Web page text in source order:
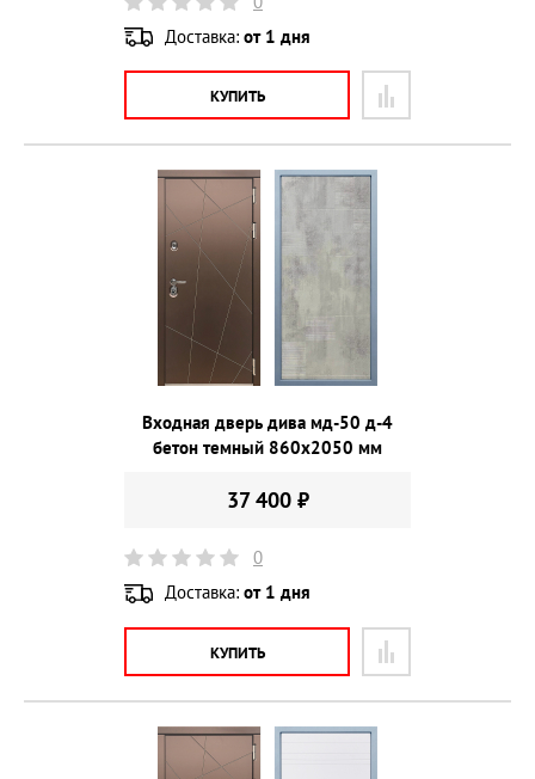
Доставка: от 1 дня
КУПИТЬ
Входная дверь дива мд-50 д-4
бетон темный 860х2050 мм
37 400 ₽
0
Доставка: от 1 дня
КУПИТЬ